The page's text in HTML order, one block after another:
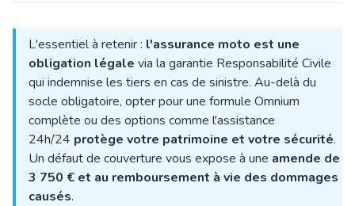
L'essentiel à retenir : l'assurance moto est une
obligation légale via la garantie Responsabilité Civile
qui indemnise les tiers en cas de sinistre. Au-delà du
socle obligatoire, opter pour une formule Omnium
complète ou des options comme l'assistance
24h/24 protège votre patrimoine et votre sécurité.
Un défaut de couverture vous expose à une amende de
3 750 € et au remboursement à vie des dommages
causés.